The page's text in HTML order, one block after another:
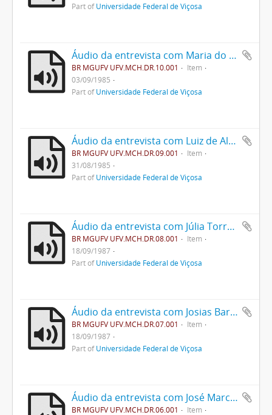
Part ofUniversidade Federal de Viçosa
Áudio da entrevista com Maria do Carmo Bello Lisbôa
BR MGUFV UFV.MCH.DR.10.001
Item
03/09/1985
Part ofUniversidade Federal de Viçosa
Áudio da entrevista com Luiz de Almeida e Silva
BR MGUFV UFV.MCH.DR.09.001
Item
31/08/1985
Part ofUniversidade Federal de Viçosa
Áudio da entrevista com Júlia Torres Duarte Corrêa
BR MGUFV UFV.MCH.DR.08.001
Item
18/09/1987
Part ofUniversidade Federal de Viçosa
Áudio da entrevista com Josias Barbosa
BR MGUFV UFV.MCH.DR.07.001
Item
18/09/1987
Part ofUniversidade Federal de Viçosa
Áudio da entrevista com José Marcondes Borges
BR MGUFV UFV.MCH.DR.06.001
Item